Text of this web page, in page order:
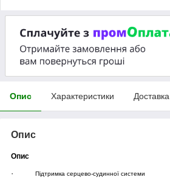
Опис Характеристики Доставка
Опис
Опис
· Підтримка серцево-судинної системи